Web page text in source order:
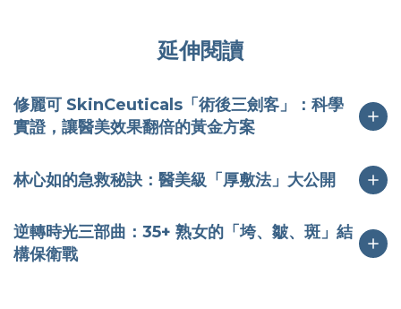
延伸閱讀
修麗可 SkinCeuticals「術後三劍客」：科學
實證，讓醫美效果翻倍的黃金方案
林心如的急救秘訣：醫美級「厚敷法」大公開
逆轉時光三部曲：35+ 熟女的「垮、皺、斑」結
構保衛戰